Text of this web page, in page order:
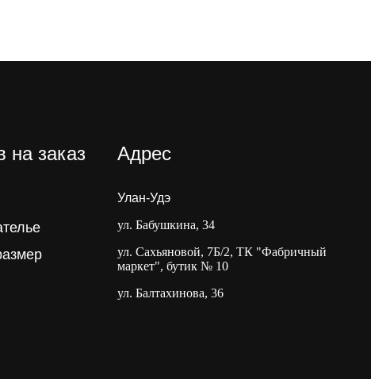
на заказ Адрес
Улан-Удэ
ул. Бабушкина, 34
ул. Сахьяновой, 7Б/2, ТК "Фабричный
маркет", бутик № 10
ул. Балтахинова, 36